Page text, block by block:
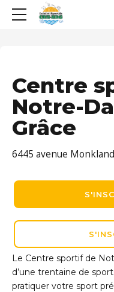
Centre
Notre-
Grâce
6445 avenue
Le Centre sportif de
d’une trentaine de
pratiquer votre sport